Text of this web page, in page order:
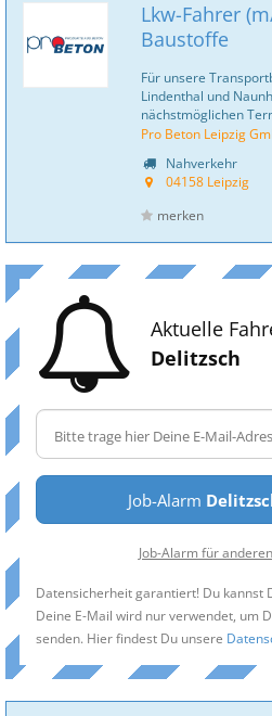
Lkw-Fahrer
Baustoffe
Für unsere
Lindenthal und
nächstmöglichen
Pro Beton Leipzig
Nahverkehr
04158 Leipzig
merken
Aktuelle
Delitzsch
Job-Alarm
Job-Alarm für
Datensicherheit garantiert! Du kannst
Deine E-Mail wird nur verwendet, um
senden. Hier findest Du unsere